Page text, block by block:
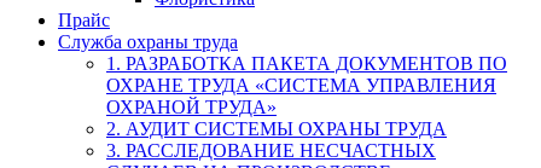
Прайс
Служба охраны труда
1. РАЗРАБОТКА ПАКЕТА ДОКУМЕНТОВ ПО
ОХРАНЕ ТРУДА «СИСТЕМА УПРАВЛЕНИЯ
ОХРАНОЙ ТРУДА»
2. АУДИТ СИСТЕМЫ ОХРАНЫ ТРУДА
3. РАССЛЕДОВАНИЕ НЕСЧАСТНЫХ